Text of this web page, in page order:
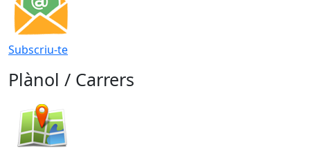
Subscriu-te
Plànol / Carrers